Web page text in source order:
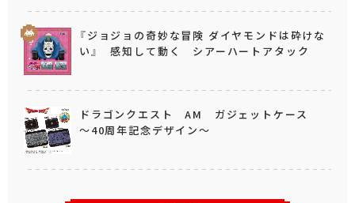
『ジョジョの奇妙な冒険 ダイヤモンドは砕けな
い』 感知して動く シアーハートアタック
ドラゴンクエスト AM ガジェットケース
～40周年記念デザイン～